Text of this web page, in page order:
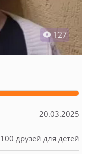
20.03.2025
100 друзей для детей
127